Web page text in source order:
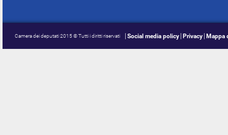
Camera dei deputati 2015 © Tutti i diritti riservati Social media policy Privacy Mappa